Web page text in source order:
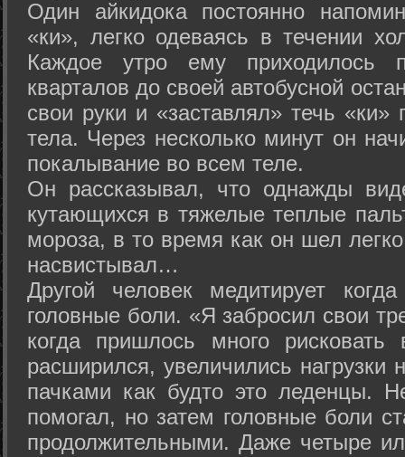
Один айкидока постоянно
«ки», легко одеваясь в течении
Каждое утро ему приходилось
кварталов до своей автобусной
свои руки и «заставлял» течь «ки»
тела. Через несколько минут он
покалывание во всем теле.
Он рассказывал, что однажды
кутающихся в тяжелые теплые
мороза, в то время как он шел
насвистывал…
Другой человек медитирует
головные боли. «Я забросил свои
когда пришлось много
расширился, увеличились нагрузки
пачками как будто это леденцы.
помогал, но затем головные боли
продолжительными. Даже четыре